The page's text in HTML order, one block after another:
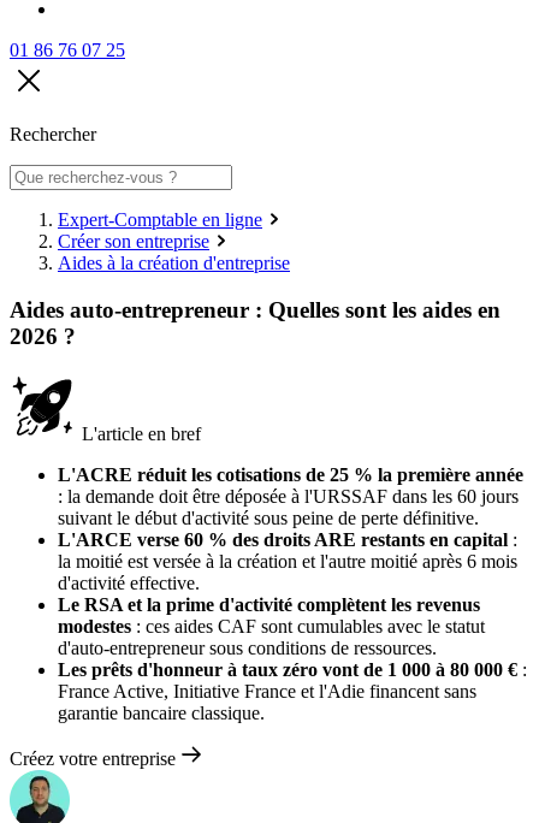
01 86 76 07 25
Rechercher
Expert-Comptable en ligne
Créer son entreprise
Aides à la création d'entreprise
Aides auto-entrepreneur : Quelles sont les aides en
2026 ?
L'article en bref
L'ACRE réduit les cotisations de 25 % la première année
: la demande doit être déposée à l'URSSAF dans les 60 jours
suivant le début d'activité sous peine de perte définitive.
L'ARCE verse 60 % des droits ARE restants en capital :
la moitié est versée à la création et l'autre moitié après 6 mois
d'activité effective.
Le RSA et la prime d'activité complètent les revenus
modestes : ces aides CAF sont cumulables avec le statut
d'auto-entrepreneur sous conditions de ressources.
Les prêts d'honneur à taux zéro vont de 1 000 à 80 000 € :
France Active, Initiative France et l'Adie financent sans
garantie bancaire classique.
Créez votre entreprise